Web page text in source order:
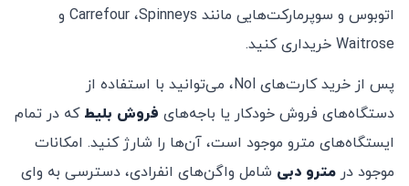
اتوبوس و سوپرمارکت‌هایی مانند Carrefour ،Spinneys و
Waitrose خریداری کنید.
پس از خرید کارت‌های Nol، می‌توانید با استفاده از
دستگاه‌های فروش خودکار یا باجه‌های فروش بلیط که در تمام
ایستگاه‌های مترو موجود است، آن‌ها را شارژ کنید. امکانات
موجود در مترو دبی شامل واگن‌های انفرادی، دسترسی به وای